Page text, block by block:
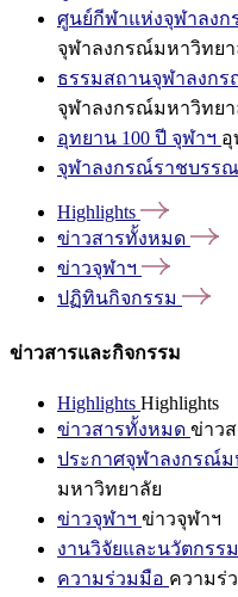
ศูนย์กีฬาแห่งจุฬาลง
จุฬาลงกรณ์มหาวิทยา
ธรรมสถานจุฬาลงก
จุฬาลงกรณ์มหาวิทยา
อุทยาน 100 ปี จุฬาฯ อุ
จุฬาลงกรณ์ราชบรร
Highlights
ข่าวสารทั้งหมด
ข่าวจุฬาฯ
ปฏิทินกิจกรรม
ข่าวสารและกิจกรรม
Highlights Highlights
ข่าวสารทั้งหมด ข่าว
ประกาศจุฬาลงกรณ์ม
มหาวิทยาลัย
ข่าวจุฬาฯ ข่าวจุฬาฯ
งานวิจัยและนวัตกรรม
ความร่วมมือ ความร่